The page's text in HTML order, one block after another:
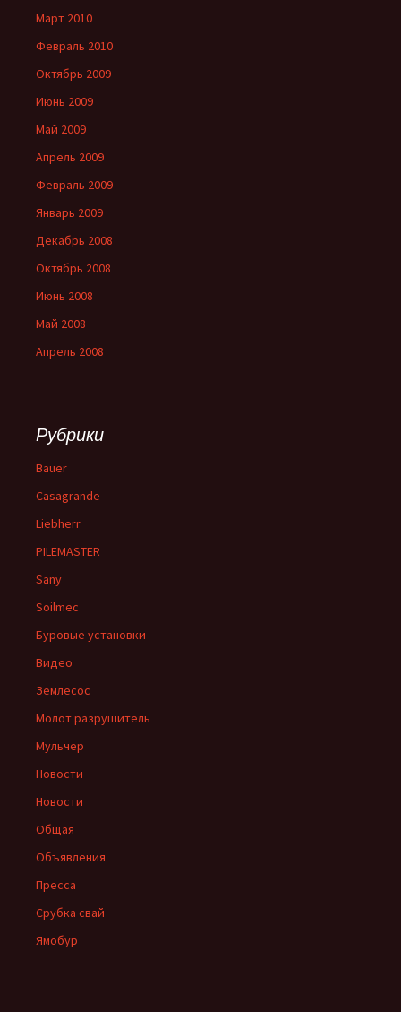
Март 2010
Февраль 2010
Октябрь 2009
Июнь 2009
Май 2009
Апрель 2009
Февраль 2009
Январь 2009
Декабрь 2008
Октябрь 2008
Июнь 2008
Май 2008
Апрель 2008
Рубрики
Bauer
Casagrande
Liebherr
PILEMASTER
Sany
Soilmec
Буровые установки
Видео
Землесос
Молот разрушитель
Мульчер
Новости
Новости
Общая
Объявления
Пресса
Срубка свай
Ямобур